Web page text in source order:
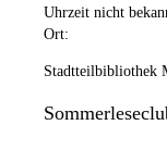
Uhrzeit nicht
Ort:
Stadtteilbibliothek